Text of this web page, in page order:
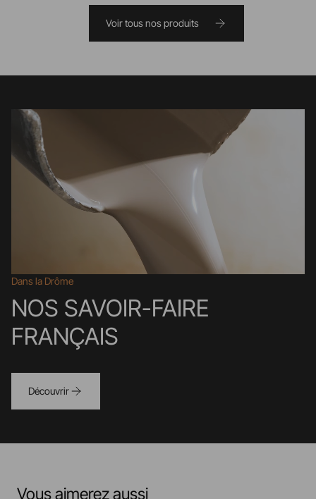
Voir tous nos produits
Dans la Drôme
NOS SAVOIR-FAIRE
FRANÇAIS
Découvrir
Vous aimerez aussi